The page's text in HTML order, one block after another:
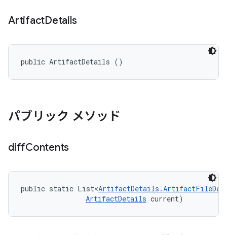
ArtifactDetails
public ArtifactDetails ()
パブリック メソッド
diffContents
public static List<
ArtifactDetails current)